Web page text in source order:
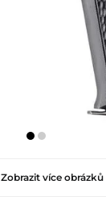
Zobrazit více obrázků